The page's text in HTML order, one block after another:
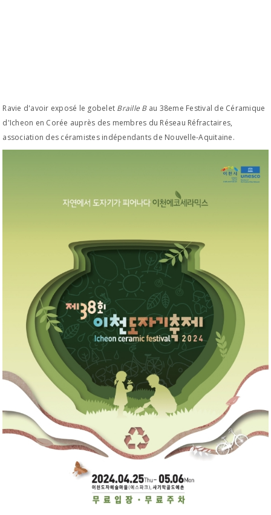
Ravie d'avoir exposé le gobelet Braille Bau 38eme Festival de Céramique
d'Icheon en Corée auprès des membres du Réseau Réfractaires,
association des céramistes indépendants de Nouvelle-Aquitaine.